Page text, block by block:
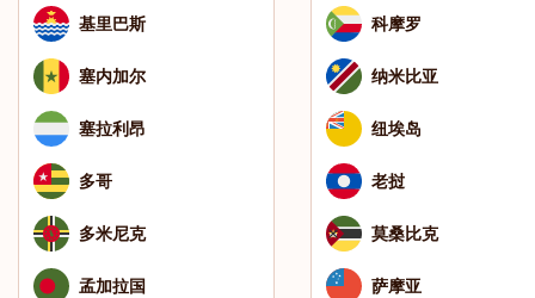
基里巴斯
塞内加尔
塞拉利昂
多哥
多米尼克
孟加拉国
科摩罗
纳米比亚
纽埃岛
老挝
莫桑比克
萨摩亚